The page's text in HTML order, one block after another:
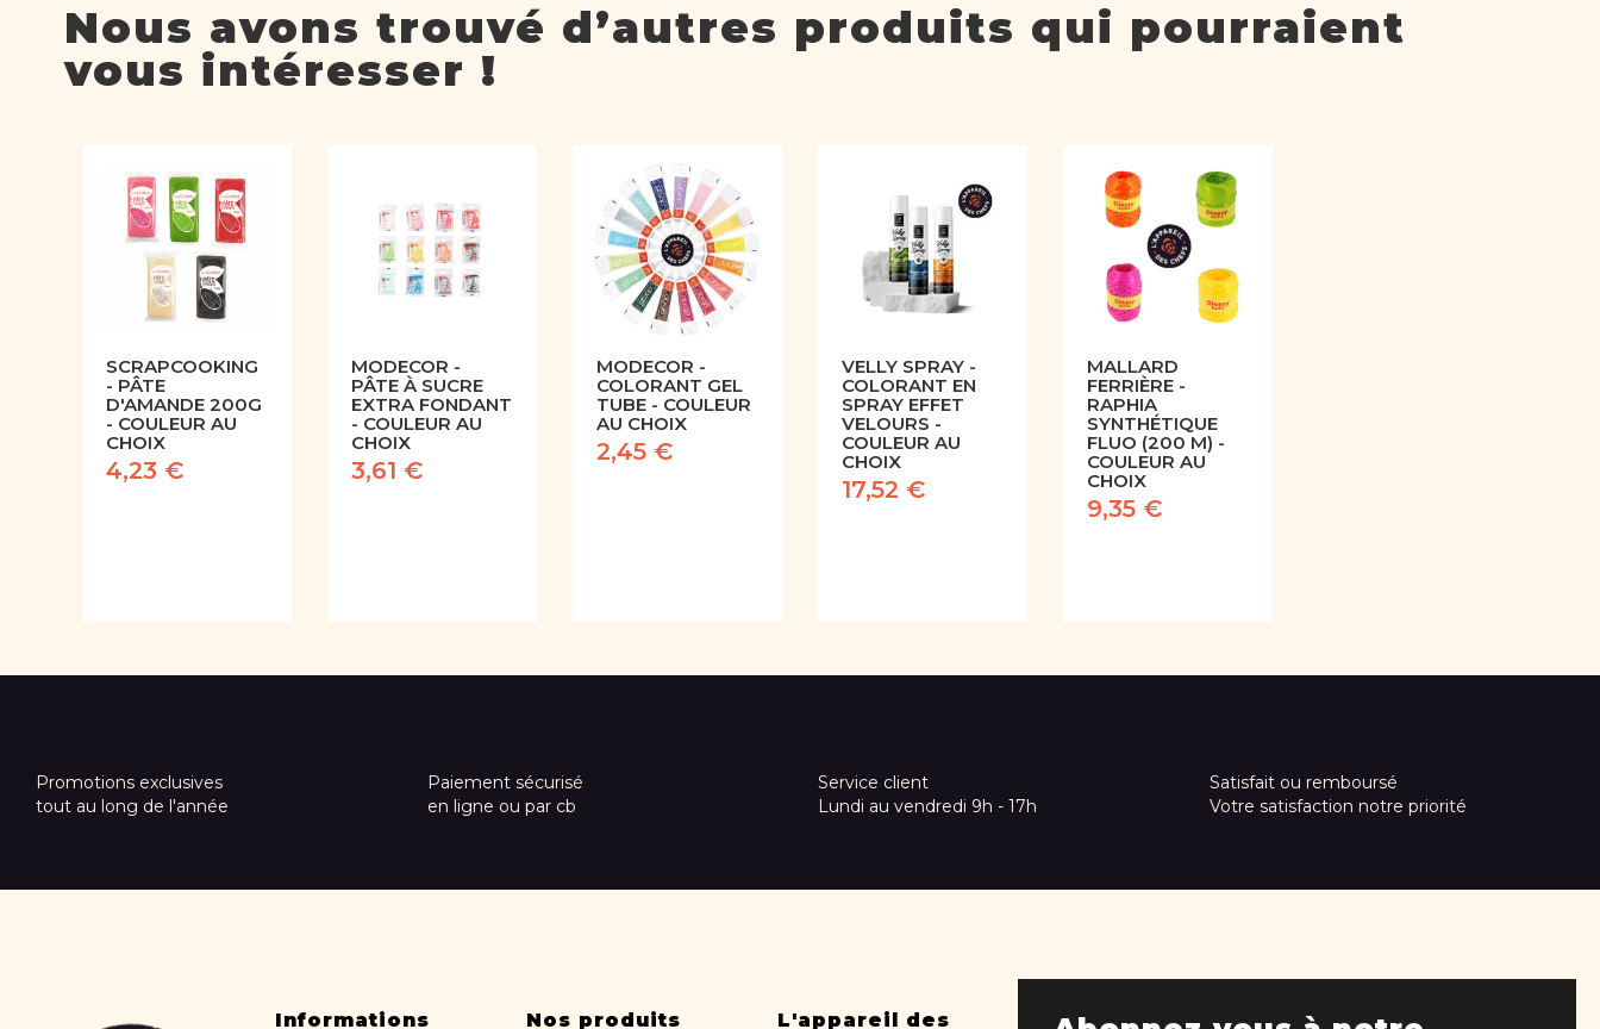
Nous avons trouvé d’autres produits qui pourraient
vous intéresser !
SCRAPCOOKING
- PÂTE
D'AMANDE 200G
- COULEUR AU
CHOIX
4,23 €
MODECOR -
PÂTE À SUCRE
EXTRA FONDANT
- COULEUR AU
CHOIX
3,61 €
MODECOR -
COLORANT GEL
TUBE - COULEUR
AU CHOIX
2,45 €
VELLY SPRAY -
COLORANT EN
SPRAY EFFET
VELOURS -
COULEUR AU
CHOIX
17,52 €
MALLARD
FERRIÈRE -
RAPHIA
SYNTHÉTIQUE
FLUO (200 M) -
COULEUR AU
CHOIX
9,35 €
Promotions exclusives
tout au long de l'année
Paiement sécurisé
en ligne ou par cb
Service client
Lundi au vendredi 9h - 17h
Satisfait ou remboursé
Votre satisfaction notre priorité
Informations Nos produits L'appareil des